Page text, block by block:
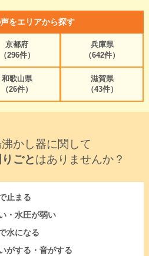
をエリアから探す
京都府
（296件）
兵庫県
（642件）
和歌山県
（26件）
滋賀県
（43件）
かし器に関して
ごとはありませんか？
止まる
・水圧が弱い
水になる
がする・音がする